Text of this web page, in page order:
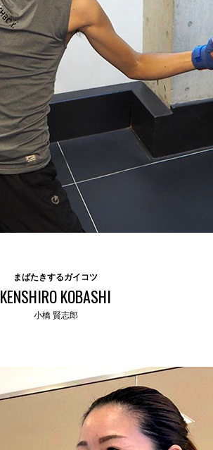
まばたきするガイコツ
KENSHIRO KOBASHI
小橋 賢志郎